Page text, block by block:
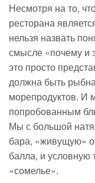
Несмотря на то,
ресторана
нельзя назвать
смысле «почему и
это просто
должна быть
морепродуктов. И
попробованным
Мы с большой
бара, «живущую»
балла, и условную
«сомелье».